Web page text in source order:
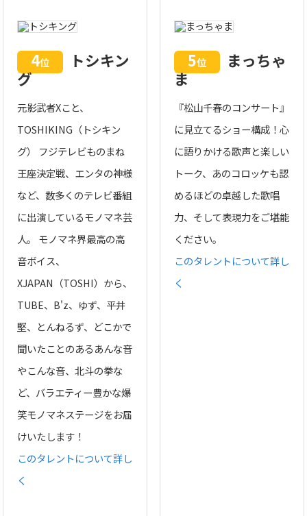
4位
トシキン
グ
元影武者Xこと、
TOSHIKING（トシキン
グ） フジテレビものまね
王座決定戦、エンタの神様
など、数多くのテレビ番組
に出演しているモノマネ芸
人。 モノマネ界最高の高
音ボイス、
XJAPAN（TOSHI）から、
TUBE、B'z、ゆず、平井
堅、とんねるず、どこかで
聞いたことのあるあんな音
やこんな音、北斗の拳な
ど、バラエティー豊かな爆
笑モノマネステージをお届
けいたします！
このタレントについて詳し
く
5位
まっちゃ
ま
『松山千春のコンサート』
に見立てるショー構成！心
に語りかける歌声と楽しい
トーク、あのコロッケも認
めるほどの卓越した歌唱
力、そして表現力をご堪能
ください。
このタレントについて詳し
く